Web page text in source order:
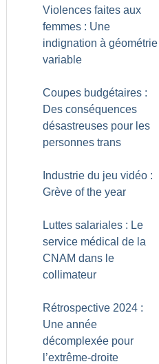
Violences faites aux
femmes : Une
indignation à géométrie
variable
Coupes budgétaires :
Des conséquences
désastreuses pour les
personnes trans
Industrie du jeu vidéo :
Grève of the year
Luttes salariales : Le
service médical de la
CNAM dans le
collimateur
Rétrospective 2024 :
Une année
décomplexée pour
l’extrême-droite